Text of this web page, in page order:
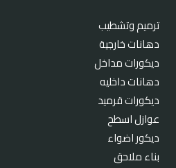
ترميم وتشطيب
دهانات خارجية
ديكورات مداخل
دهانات داخليه
ديكورات قرميد
عوازل اسطح
ديكور اضواء
بناء ملاحق